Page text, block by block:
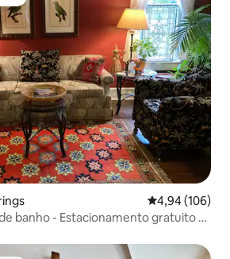
Classificação
4,94 (106)
banho - Estacionamento gratuito - 1